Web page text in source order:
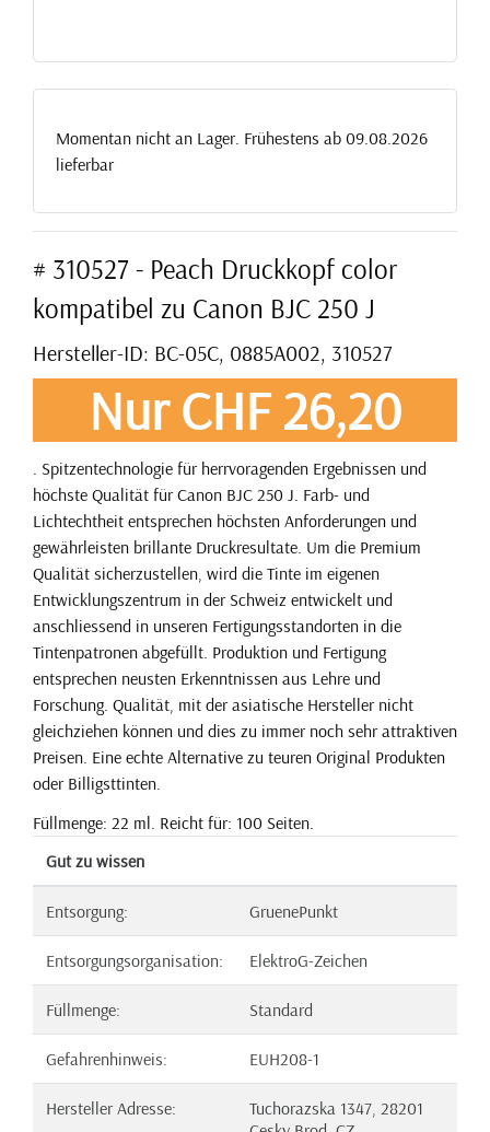
Momentan nicht an Lager. Frühestens ab 09.08.2026
lieferbar
# 310527 - Peach Druckkopf color
kompatibel zu Canon BJC 250 J
Hersteller-ID: BC-05C, 0885A002, 310527
Nur CHF 26,20
. Spitzentechnologie für herrvoragenden Ergebnissen und
höchste Qualität für Canon BJC 250 J. Farb- und
Lichtechtheit entsprechen höchsten Anforderungen und
gewährleisten brillante Druckresultate. Um die Premium
Qualität sicherzustellen, wird die Tinte im eigenen
Entwicklungszentrum in der Schweiz entwickelt und
anschliessend in unseren Fertigungsstandorten in die
Tintenpatronen abgefüllt. Produktion und Fertigung
entsprechen neusten Erkenntnissen aus Lehre und
Forschung. Qualität, mit der asiatische Hersteller nicht
gleichziehen können und dies zu immer noch sehr attraktiven
Preisen. Eine echte Alternative zu teuren Original Produkten
oder Billigsttinten.
Füllmenge: 22 ml. Reicht für: 100 Seiten.
Gut zu wissen
Entsorgung: GruenePunkt
Entsorgungsorganisation: ElektroG-Zeichen
Füllmenge: Standard
Gefahrenhinweis: EUH208-1
Hersteller Adresse:
Tuchorazska 1347, 28201